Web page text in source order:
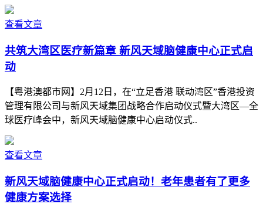
查看文章
共筑大湾区医疗新篇章 新风天域脑健康中心正式启
动
【粤港澳都市网】2月12日，在“立足香港 联动湾区”香港投资
管理有限公司与新风天域集团战略合作启动仪式暨大湾区—全
球医疗峰会中，新风天域脑健康中心启动仪式..
查看文章
新风天域脑健康中心正式启动！老年患者有了更多
健康方案选择